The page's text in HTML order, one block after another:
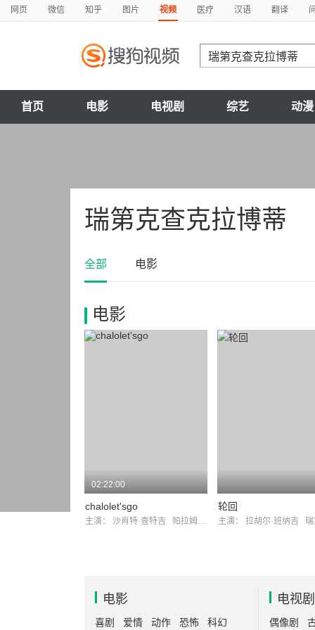
网页 微信 知乎 图片 视频 医疗 汉语 翻译
首页 电影 电视剧 综艺 动漫
瑞第克查克拉博蒂
全部 电影
电影
02:22:00
chalolet'sgo
主演： 沙肖特·查特吉 帕拉姆巴拉塔·查特吉
轮回
主演： 拉胡尔·班纳吉 瑞第
电影
喜剧 爱情 动作 恐怖 科幻
电视剧
偶像剧